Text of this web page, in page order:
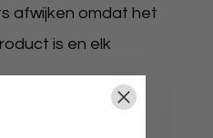
afwijken omdat het
is en elk